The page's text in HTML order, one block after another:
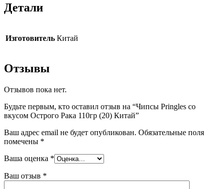
Детали
Изготовитель Китай
Отзывы
Отзывов пока нет.
Будьте первым, кто оставил отзыв на “Чипсы Pringles со
вкусом Острого Рака 110гр (20) Китай”
Ваш адрес email не будет опубликован. Обязательные поля
помечены *
Ваша оценка *
Ваш отзыв *